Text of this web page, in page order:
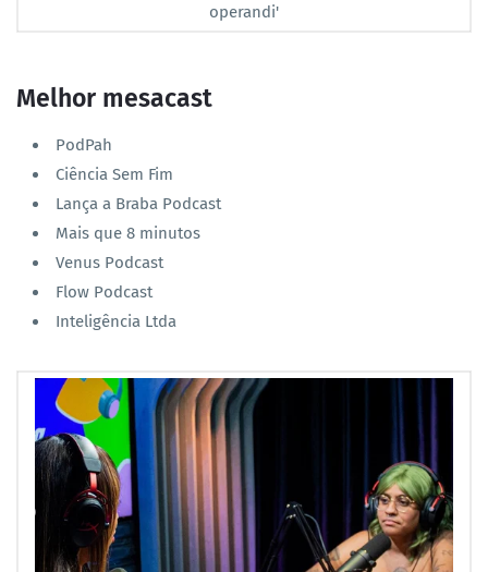
operandi'
Melhor mesacast
PodPah
Ciência Sem Fim
Lança a Braba Podcast
Mais que 8 minutos
Venus Podcast
Flow Podcast
Inteligência Ltda